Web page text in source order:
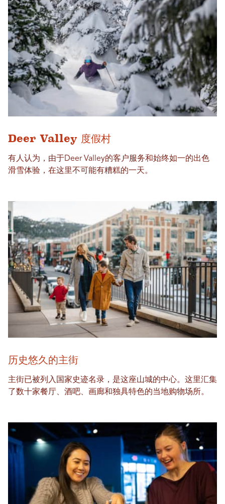
Deer Valley 度假村
有人认为，由于Deer Valley的客户服务和始终如一的出色
滑雪体验，在这里不可能有糟糕的一天。
历史悠久的主街
主街已被列入国家史迹名录，是这座山城的中心。这里汇集
了数十家餐厅、酒吧、画廊和独具特色的当地购物场所。